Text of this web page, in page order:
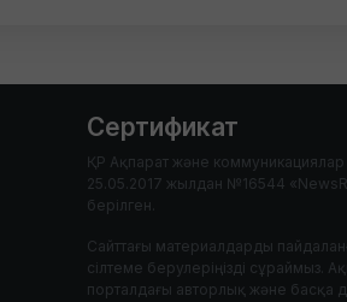
Сертификат
ҚР Ақпарат және коммуникациялар
25.05.2017 жылдан №16544
берілген.
Сайттағы материалдарды
сілтеме берулеріңізді сұраймыз.
порталдағы авторлық және басқа